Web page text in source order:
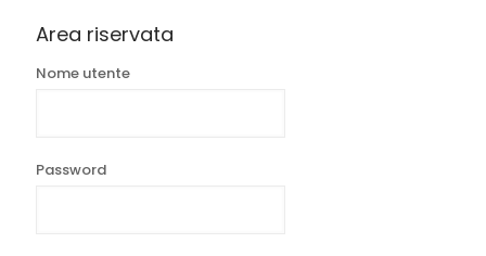
Area riservata
Nome utente
Password